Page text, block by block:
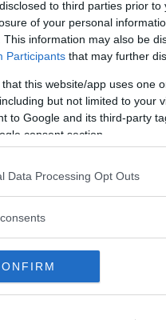
to third parties prior
of your personal
This information may also be
Participants that may further
that this website/app uses one
but not limited to your
to Google and its third-party
consent section.
Data Processing Opt Outs
i nytt test
visar att en dieselbil
”Känner mig
enkelt kan visa
ha koll på.